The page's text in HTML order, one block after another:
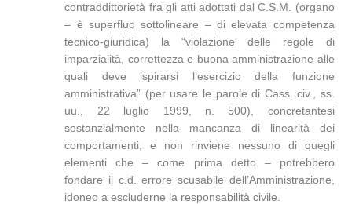
contraddittorietà fra gli atti adottati dal C.S.M. (organo
– è superfluo sottolineare – di elevata competenza
tecnico-giuridica) la “violazione delle regole di
imparzialità, correttezza e buona amministrazione alle
quali deve ispirarsi l’esercizio della funzione
amministrativa” (per usare le parole di Cass. civ., ss.
uu., 22 luglio 1999, n. 500), concretantesi
sostanzialmente nella mancanza di linearità dei
comportamenti, e non rinviene nessuno di quegli
elementi che – come prima detto – potrebbero
fondare il c.d. errore scusabile dell’Amministrazione,
idoneo a escluderne la responsabilità civile.